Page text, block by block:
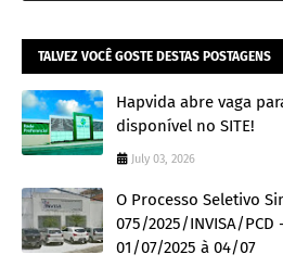
TALVEZ VOCÊ GOSTE DESTAS POSTAGENS
Hapvida abre vaga
disponível no SITE!
July 03, 2026
O Processo Seletivo
075/2025/INVISA/PCD -
01/07/2025 à 04/07